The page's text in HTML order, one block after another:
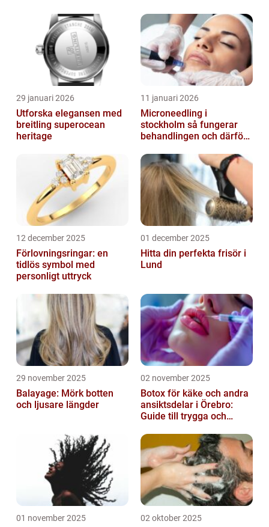
29 januari 2026
Utforska elegansen med
breitling superocean
heritage
11 januari 2026
Microneedling i
stockholm så fungerar
behandlingen och därför
12 december 2025
Förlovningsringar: en
tidlös symbol med
personligt uttryck
01 december 2025
Hitta din perfekta frisör i
Lund
29 november 2025
Balayage: Mörk botten
och ljusare längder
02 november 2025
Botox för käke och andra
ansiktsdelar i Örebro:
Guide till trygga och
01 november 2025 02 oktober 2025